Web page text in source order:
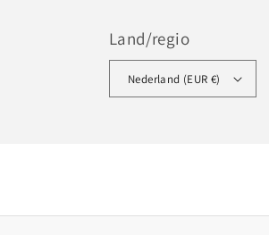
Land/regio
Nederland (EUR €)